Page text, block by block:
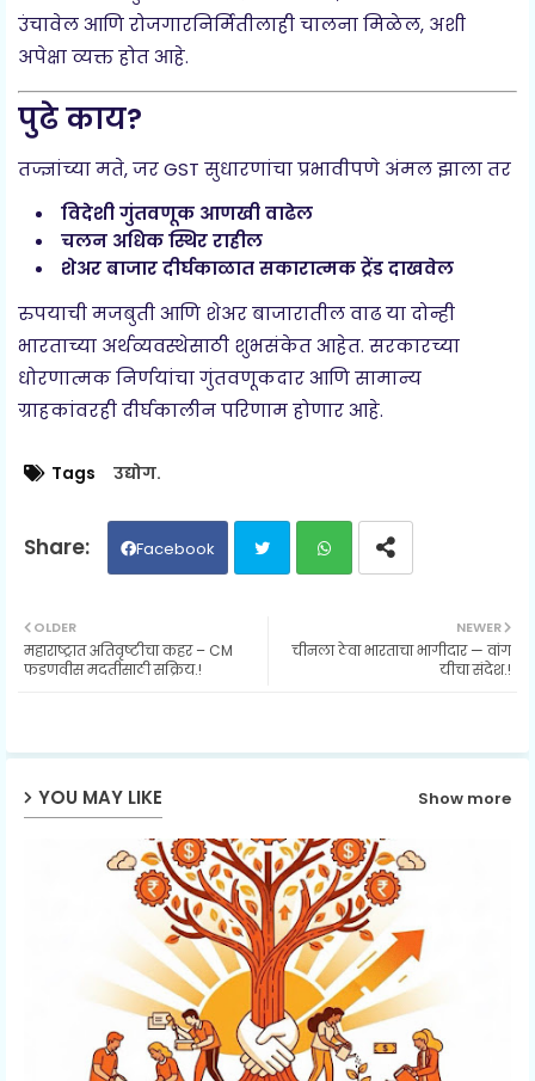
उंचावेल आणि रोजगारनिर्मितीलाही चालना मिळेल, अशी
अपेक्षा व्यक्त होत आहे.
पुढे काय?
तज्ज्ञांच्या मते, जर GST सुधारणांचा प्रभावीपणे अंमल झाला तर
विदेशी गुंतवणूक आणखी वाढेल
चलन अधिक स्थिर राहील
शेअर बाजार दीर्घकाळात सकारात्मक ट्रेंड दाखवेल
रुपयाची मजबुती आणि शेअर बाजारातील वाढ या दोन्ही
भारताच्या अर्थव्यवस्थेसाठी शुभसंकेत आहेत. सरकारच्या
धोरणात्मक निर्णयांचा गुंतवणूकदार आणि सामान्य
ग्राहकांवरही दीर्घकालीन परिणाम होणार आहे.
Tags उद्योग.
Facebook
ats
p
NEWER
चीनला ठेवा भारताचा भागीदार — वांग
यीचा संदेश.!
OLDER
महाराष्ट्रात अतिवृष्टीचा कहर – CM
फडणवीस मदतीसाठी सक्रिय.!
YOU MAY LIKE Show more